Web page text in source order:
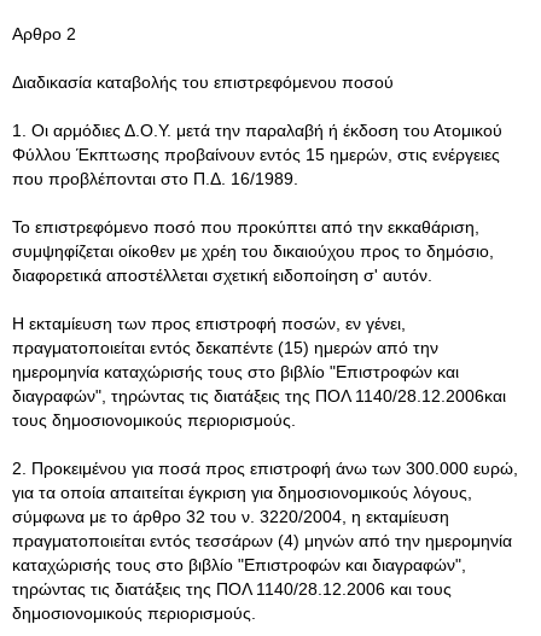
Αρθρο 2
Διαδικασία καταβολής του επιστρεφόμενου ποσού
1. Οι αρμόδιες Δ.Ο.Υ. μετά την παραλαβή ή έκδοση του Ατομικού
Φύλλου Έκπτωσης προβαίνουν εντός 15 ημερών, στις ενέργειες
που προβλέπονται στο Π.Δ. 16/1989.
Το επιστρεφόμενο ποσό που προκύπτει από την εκκαθάριση,
συμψηφίζεται οίκοθεν με χρέη του δικαιούχου προς το δημόσιο,
διαφορετικά αποστέλλεται σχετική ειδοποίηση σ' αυτόν.
Η εκταμίευση των προς επιστροφή ποσών, εν γένει,
πραγματοποιείται εντός δεκαπέντε (15) ημερών από την
ημερομηνία καταχώρισής τους στο βιβλίο "Επιστροφών και
διαγραφών", τηρώντας τις διατάξεις της ΠΟΛ 1140/28.12.2006και
τους δημοσιονομικούς περιορισμούς.
2. Προκειμένου για ποσά προς επιστροφή άνω των 300.000 ευρώ,
για τα οποία απαιτείται έγκριση για δημοσιονομικούς λόγους,
σύμφωνα με το άρθρο 32 του ν. 3220/2004, η εκταμίευση
πραγματοποιείται εντός τεσσάρων (4) μηνών από την ημερομηνία
καταχώρισής τους στο βιβλίο "Επιστροφών και διαγραφών",
τηρώντας τις διατάξεις της ΠΟΛ 1140/28.12.2006 και τους
δημοσιονομικούς περιορισμούς.